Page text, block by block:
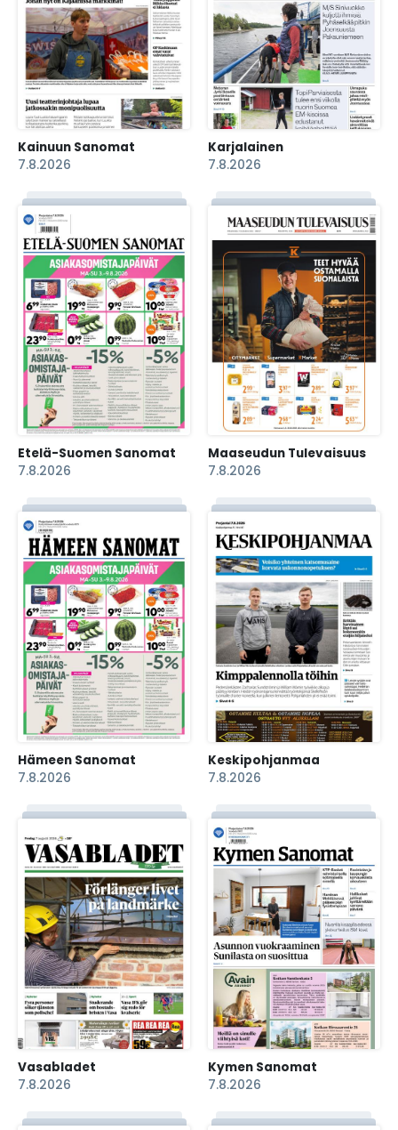
Kainuun Sanomat
7.8.2026
Karjalainen
7.8.2026
Etelä-Suomen Sanomat
7.8.2026
Maaseudun Tulevaisuus
7.8.2026
Hämeen Sanomat
7.8.2026
Keskipohjanmaa
7.8.2026
Vasabladet
7.8.2026
Kymen Sanomat
7.8.2026